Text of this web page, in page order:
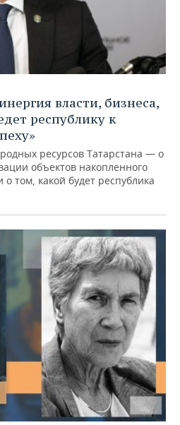
власти, бизнеса,
республику к
ресурсов Татарстана — о
объектов накопленного
том, какой будет республика